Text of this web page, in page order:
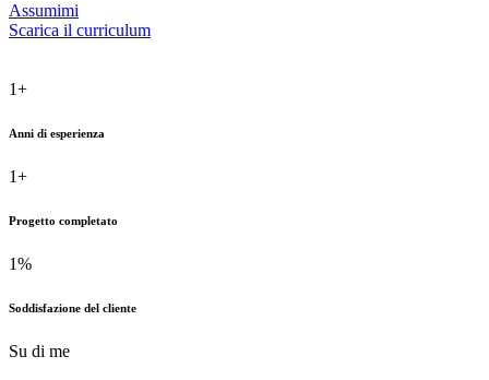
Assumimi
Scarica il curriculum
1+
Anni di esperienza
1+
Progetto completato
1%
Soddisfazione del cliente
Su di me